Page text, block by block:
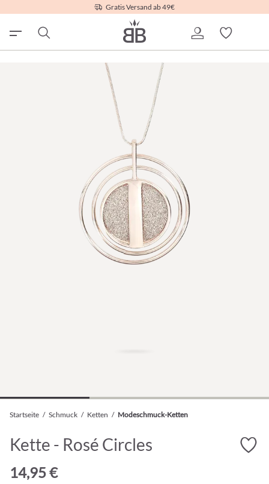
Gratis Versand ab 49€
Startseite / Schmuck / Ketten / Modeschmuck-Ketten
Kette - Rosé Circles
14,95 €